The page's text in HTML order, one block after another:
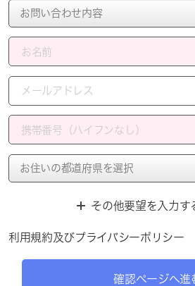
その他要望を入力す
利用規約及びプライバシーポリシー
確認ページへ進